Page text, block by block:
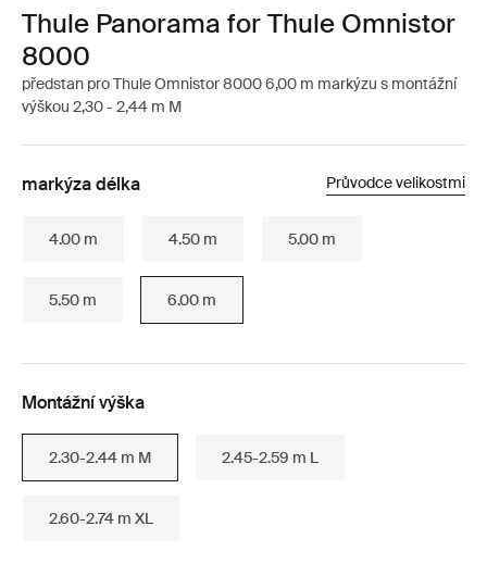
Thule Panorama for Thule Omnistor
8000
předstan pro Thule Omnistor 8000 6,00 m markýzu s montážní
výškou 2,30 - 2,44 m M
markýza délka Průvodce velikostmi
4.00 m 4.50 m 5.00 m
5.50 m 6.00 m
Montážní výška
2.30-2.44 m M 2.45-2.59 m L
2.60-2.74 m XL